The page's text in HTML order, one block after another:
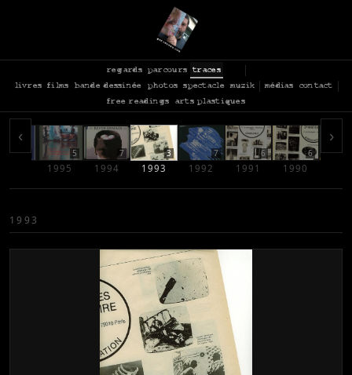
regards parcours
traces
livres
films bande dessinée photos spectacle muzik médias
contact
free readings
arts plastiques
‹
13 5
1995
7
1994
3
1993
7
1992
6
1991
6
1990
›
1993